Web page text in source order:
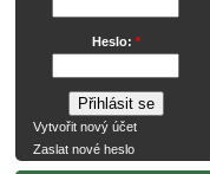
Heslo: *
Vytvořit nový účet
Zaslat nové heslo